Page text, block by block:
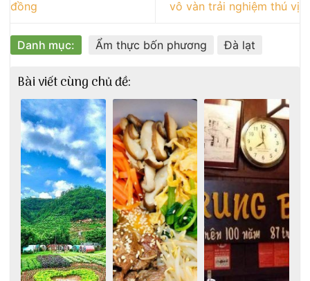
đồng
vô vàn trải nghiệm thú vị
Danh mục: Ẩm thực bốn phương Đà lạt
Bài viết cùng chủ đề: